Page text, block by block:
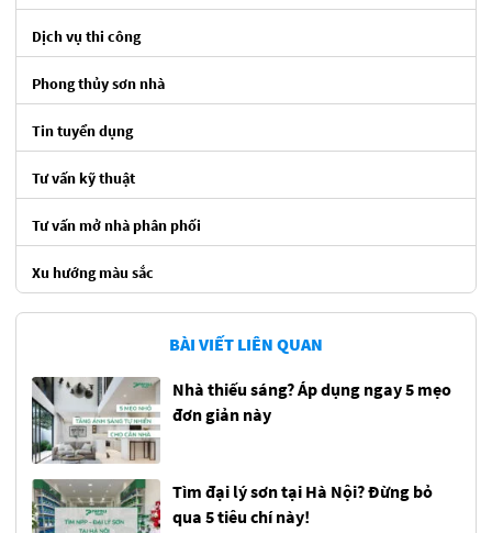
Dịch vụ thi công
Phong thủy sơn nhà
Tin tuyển dụng
Tư vấn kỹ thuật
Tư vấn mở nhà phân phối
Xu hướng màu sắc
BÀI VIẾT LIÊN QUAN
Nhà thiếu sáng? Áp dụng ngay 5 mẹo
đơn giản này
Tìm đại lý sơn tại Hà Nội? Đừng bỏ
qua 5 tiêu chí này!